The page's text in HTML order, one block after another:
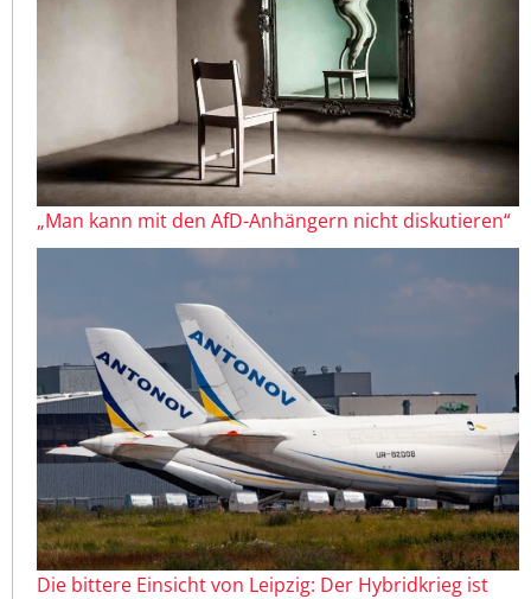
„Man kann mit den AfD-Anhängern nicht diskutieren“
Die bittere Einsicht von Leipzig: Der Hybridkrieg ist